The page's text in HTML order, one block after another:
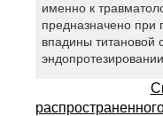
именно к
предназначено при
впадины титановой